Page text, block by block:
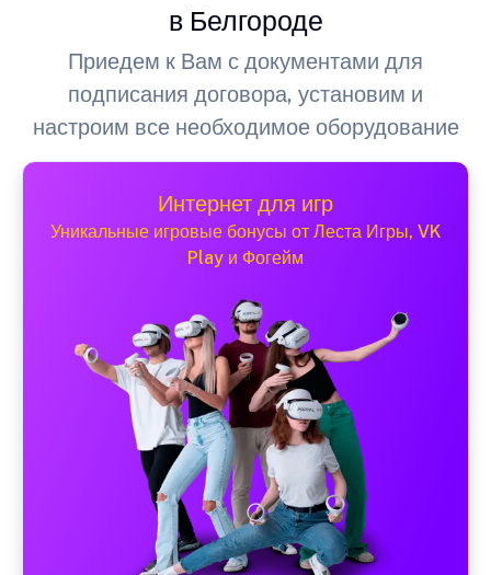
в Белгороде
Приедем к Вам с документами для
подписания договора, установим и
настроим все необходимое оборудование
Интернет для игр
Уникальные игровые бонусы от Леста Игры, VK
Play и Фогейм